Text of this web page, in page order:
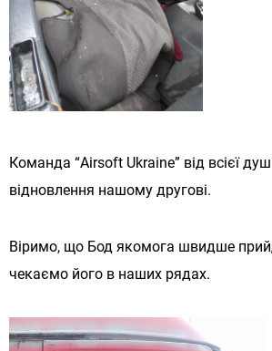
Команда “Airsoft Ukraine” від всієї
відновлення нашому другові.
Віримо, що Бод якомога швидше
чекаємо його в наших рядах.